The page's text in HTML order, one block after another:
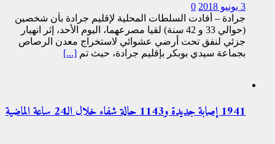
3 يونيو 2018
0
جرادة – أفادت السلطات المحلية لإقليم جرادة بأن شخصين
(حوالي 33 و 42 سنة) لقيا مصرعهما، اليوم الأحد، إثر انهيار
جزئي لنفق تحت أرضي عشوائي لاستخراج معدن الرصاص
بجماعة سيدي بوبكر بإقليم جرادة، حيث تم [...]
1941 إصابة جديدة و1143 حالة شفاء خلال الـ24 ساعة الماضية